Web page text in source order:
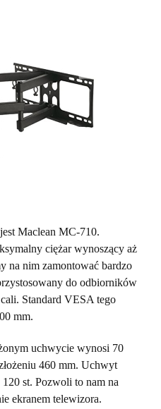
Maclean MC-710.
ciężar wynoszący aż
na nim zamontować bardzo
do odbiorników
Standard VESA tego
mm.
uchwycie wynosi 70
460 mm. Uchwyt
st. Pozwoli to nam na
ekranem telewizora.